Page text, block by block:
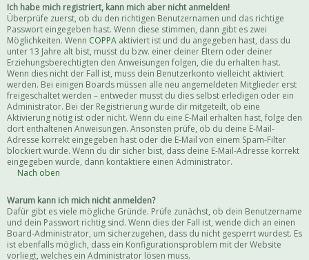
Ich habe mich registriert, kann mich aber nicht anmelden!
Überprüfe zuerst, ob du den richtigen Benutzernamen und das richtige
Passwort eingegeben hast. Wenn diese stimmen, dann gibt es zwei
Möglichkeiten. Wenn COPPA aktiviert ist und du angegeben hast, dass du
unter 13 Jahre alt bist, musst du bzw. einer deiner Eltern oder deiner
Erziehungsberechtigten den Anweisungen folgen, die du erhalten hast.
Wenn dies nicht der Fall ist, muss dein Benutzerkonto vielleicht aktiviert
werden. Bei einigen Boards müssen alle neu angemeldeten Mitglieder erst
freigeschaltet werden – entweder musst du dies selbst erledigen oder ein
Administrator. Bei der Registrierung wurde dir mitgeteilt, ob eine
Aktivierung nötig ist oder nicht. Wenn du eine E-Mail erhalten hast, folge den
dort enthaltenen Anweisungen. Ansonsten prüfe, ob du deine E-Mail-
Adresse korrekt eingegeben hast oder die E-Mail von einem Spam-Filter
blockiert wurde. Wenn du dir sicher bist, dass deine E-Mail-Adresse korrekt
eingegeben wurde, dann kontaktiere einen Administrator.
Nach oben
Warum kann ich mich nicht anmelden?
Dafür gibt es viele mögliche Gründe. Prüfe zunächst, ob dein Benutzername
und dein Passwort richtig sind. Wenn dies der Fall ist, wende dich an einen
Board-Administrator, um sicherzugehen, dass du nicht gesperrt wurdest. Es
ist ebenfalls möglich, dass ein Konfigurationsproblem mit der Website
vorliegt, welches ein Administrator lösen muss.